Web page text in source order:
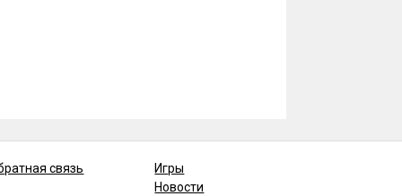
связь
Игры
Новости